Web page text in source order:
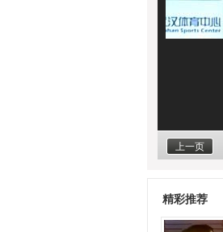
上一页
精彩推荐